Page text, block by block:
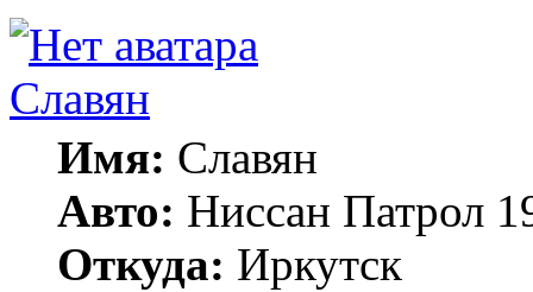
Славян
Имя: Славян
Авто: Ниссан Патрол
Откуда: Иркутск